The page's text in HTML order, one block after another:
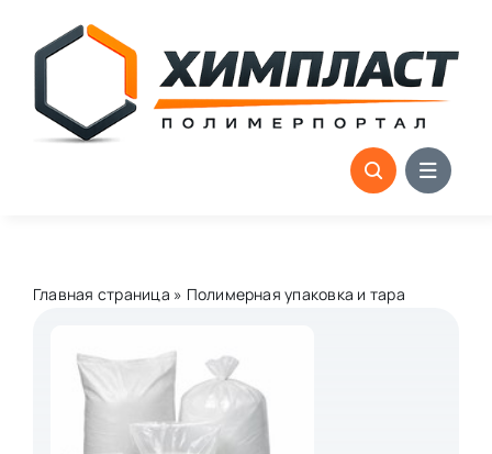
content
Главная страница » Полимерная упаковка и тара